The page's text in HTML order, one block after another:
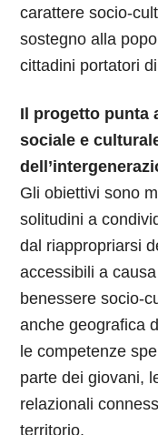
carattere socio-
sostegno alla
cittadini portatori
Il progetto punta
sociale e
Gli obiettivi sono
solitudini a
dal riappropriarsi
accessibili a
benessere socio-
anche geografica
le competenze
parte dei giovani,
relazionali
territorio.